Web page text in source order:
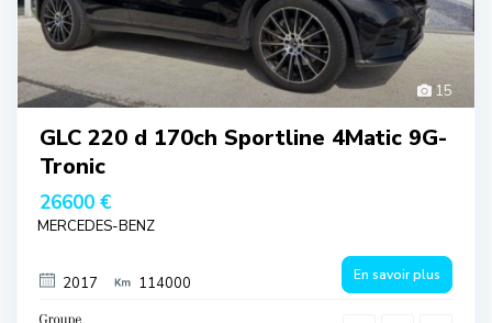
15
GLC 220 d 170ch Sportline 4Matic 9G-
Tronic
26600 €
MERCEDES-BENZ
2017 114000 En savoir plus